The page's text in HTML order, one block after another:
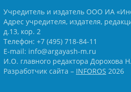
Учредитель и издатель ООО ИА
Адрес учредителя, издателя,
д.13, кор. 2
Телефон: +7 (495) 718-84-11
E-mail: info@argayash-m.ru
И.О. главного редактора Дорохова
Разработчик сайта – INFOROS 2026